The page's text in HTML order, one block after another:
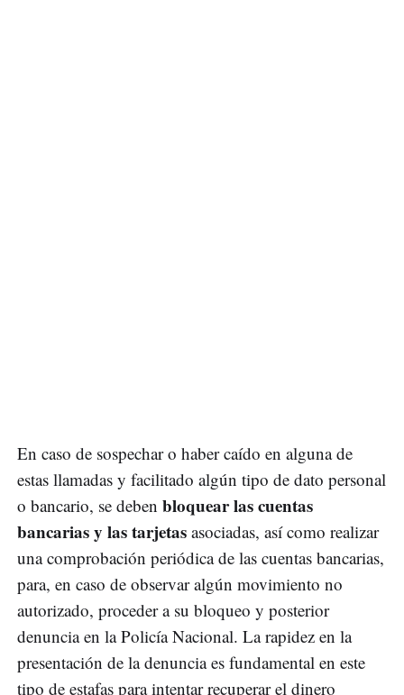
En caso de sospechar o haber caído en alguna de
estas llamadas y facilitado algún tipo de dato personal
o bancario, se deben bloquear las cuentas
bancarias y las tarjetas asociadas, así como realizar
una comprobación periódica de las cuentas bancarias,
para, en caso de observar algún movimiento no
autorizado, proceder a su bloqueo y posterior
denuncia en la Policía Nacional. La rapidez en la
presentación de la denuncia es fundamental en este
tipo de estafas para intentar recuperar el dinero